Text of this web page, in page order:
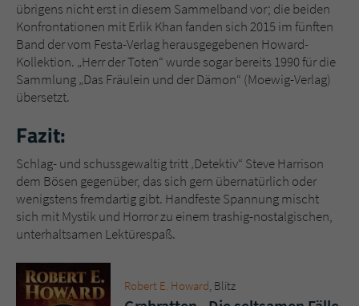
übrigens nicht erst in diesem Sammelband vor; die beiden
Konfrontationen mit Erlik Khan fanden sich 2015 im fünften
Band der vom Festa-Verlag herausgegebenen Howard-
Kollektion. „Herr der Toten“ wurde sogar bereits 1990 für die
Sammlung „Das Fräulein und der Dämon“ (Moewig-Verlag)
übersetzt.
Fazit:
Schlag- und schussgewaltig tritt ‚Detektiv“ Steve Harrison
dem Bösen gegenüber, das sich gern übernatürlich oder
wenigstens fremdartig gibt. Handfeste Spannung mischt
sich mit Mystik und Horror zu einem trashig-nostalgischen,
unterhaltsamen Lektürespaß.
Robert E. Howard, Blitz